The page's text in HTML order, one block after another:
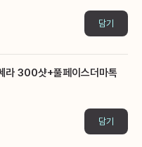
담기
라 300샷+풀페이스더마톡
담기